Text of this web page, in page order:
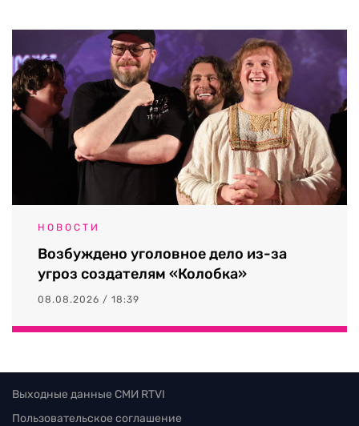
НОВОСТИ
Возбуждено уголовное дело из-за
угроз создателям «Колобка»
08.08.2026 / 18:39
Выходные данные СМИ RTVI
Пользовательское соглашение